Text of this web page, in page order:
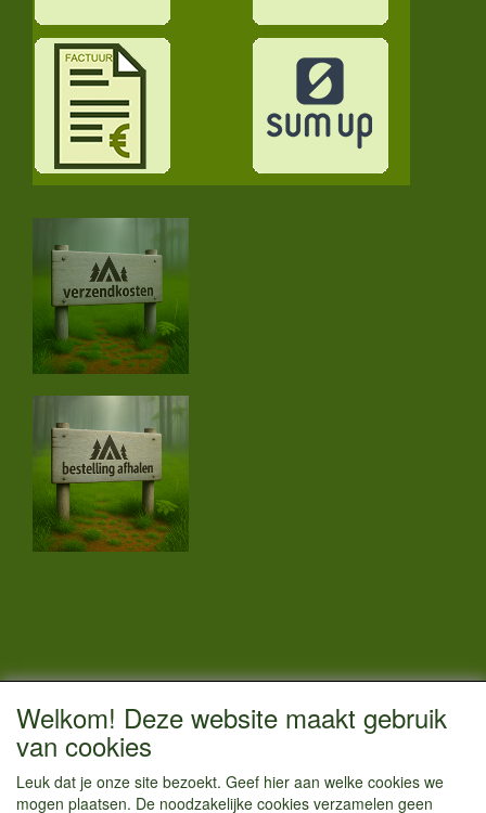
CONTACTGEGEVENS
Vestigingsadres:
Hoofdweg 36
Welkom! Deze website maakt gebruik
van cookies
Leuk dat je onze site bezoekt. Geef hier aan welke cookies we
mogen plaatsen. De noodzakelijke cookies verzamelen geen